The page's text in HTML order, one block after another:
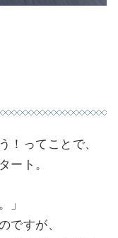
！ってことで、
ート。
」
ですが、